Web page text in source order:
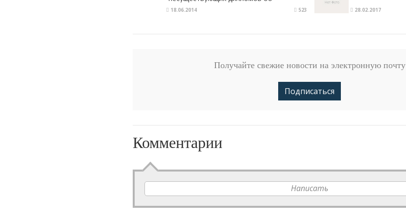
образовании
18.06.2014 523 28.02.2017
Получайте свежие новости на электронную почту
Подписаться
Комментарии
Написать